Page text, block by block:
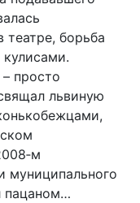
театре, борьба
просто
львиную
муниципального
пацаном…